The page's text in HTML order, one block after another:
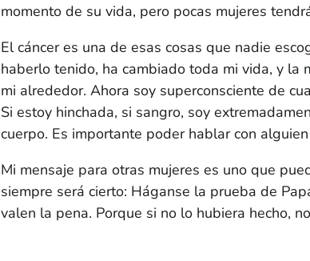
momento de su vida, pero pocas mujeres
El cáncer es una de esas cosas que nadie
haberlo tenido, ha cambiado toda mi vida, y la
mi alrededor. Ahora soy superconsciente de
Si estoy hinchada, si sangro, soy
cuerpo. Es importante poder hablar con
Mi mensaje para otras mujeres es uno que
siempre será cierto: Háganse la prueba de
valen la pena. Porque si no lo hubiera hecho,